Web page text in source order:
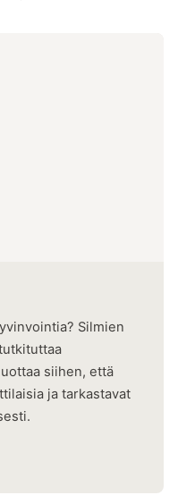
Silmien
siihen, että
ja tarkastavat